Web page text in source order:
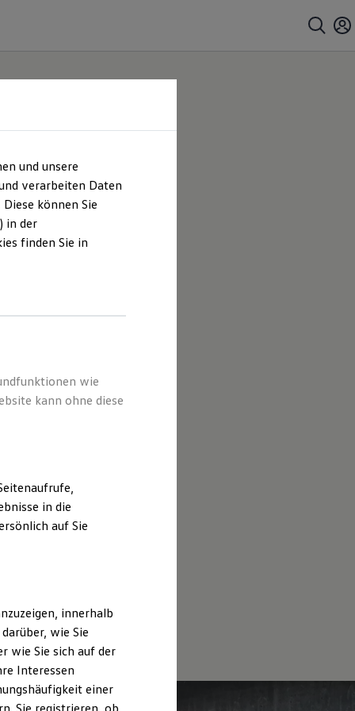
und unsere
verarbeiten Daten
können Sie
in der
finden Sie in
wie
kann ohne diese
in die
auf Sie
innerhalb
wie Sie
wie Sie sich auf der
Interessen
einer
Sie registrieren, ob